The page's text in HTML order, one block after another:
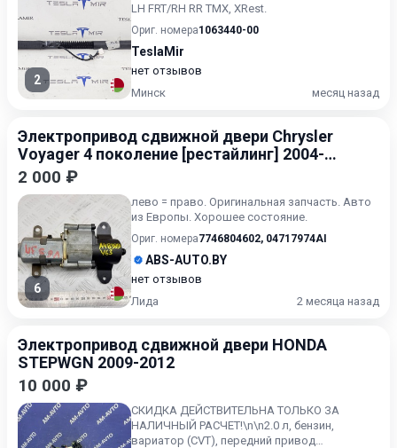
2
LH FRT/RH RR ТМХ, XRest.
Ориг. номера1063440-00
TeslaMir
нет отзывов
Минск
месяц назад
Электропривод сдвижной двери Chrysler
Voyager 4 поколение [рестайлинг] 2004-
2008
2 000 ₽
6
лево = право. Оригинальная запчасть. Авто
из Европы. Хорошее состояние.
Ориг. номера7746804602, 04717974AI
ABS-AUTO.BY
нет отзывов
Лида
2 месяца назад
Электропривод сдвижной двери HONDA
STEPWGN 2009-2012
10 000 ₽
СКИДКА ДЕЙСТВИТЕЛЬНА ТОЛЬКО ЗА
НАЛИЧНЫЙ РАСЧЕТ!\n\n2.0 л, бензин,
вариатор (CVT), передний привод